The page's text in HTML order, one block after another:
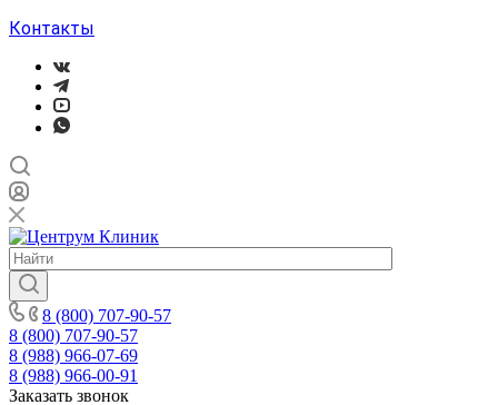
Контакты
8 (800) 707-90-57
8 (800) 707-90-57
8 (988) 966-07-69
8 (988) 966-00-91
Заказать звонок